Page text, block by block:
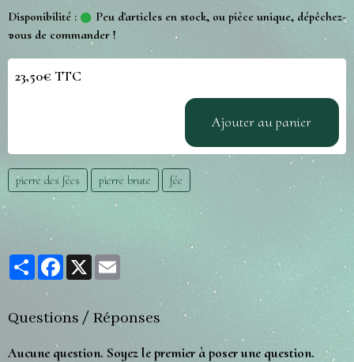
Disponibilité :
Peu d'articles en stock, ou pièce unique, dépêchez-
vous de commander !
23,50€ TTC
Ajouter au panier
pierre des fées pierre brute fée
PartagerFacebook
X
Questions / Réponses
Aucune question. Soyez le premier à poser une question.